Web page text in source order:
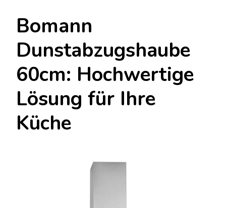
Bomann
Dunstabzugshaube
60cm: Hochwertige
Lösung für Ihre
Küche